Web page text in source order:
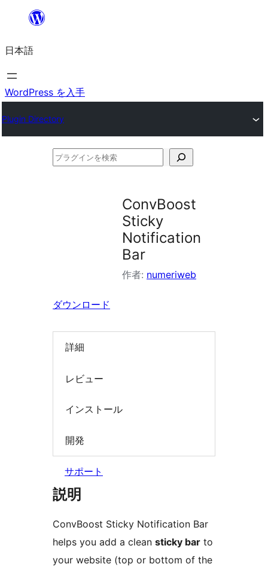
を
ス
キ
プ
日本語
WordPress を入手
Plugin Directory
プ
ConvBoost
Sticky
Notification
Bar
作者: numeriweb
ダウンロード
詳細
レビュー
インストール
開発
サポート
説明
ConvBoost Sticky Notification Bar
helps you add a clean sticky bar to
your website (top or bottom of the